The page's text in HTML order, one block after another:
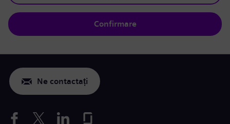
Confirmare
Ne contactați